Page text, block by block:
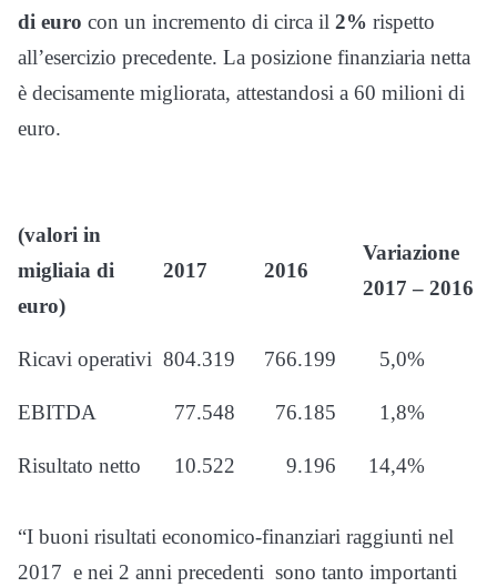
di euro con un incremento di circa il 2% rispetto
all’esercizio precedente. La posizione finanziaria netta
è decisamente migliorata, attestandosi a 60 milioni di
euro.
(valori in
migliaia di
euro)
2017 2016
Variazione
2017 – 2016
Ricavi operativi 804.319 766.199 5,0%
EBITDA 77.548 76.185 1,8%
Risultato netto 10.522 9.196 14,4%
“I buoni risultati economico-finanziari raggiunti nel
2017 e nei 2 anni precedenti sono tanto importanti